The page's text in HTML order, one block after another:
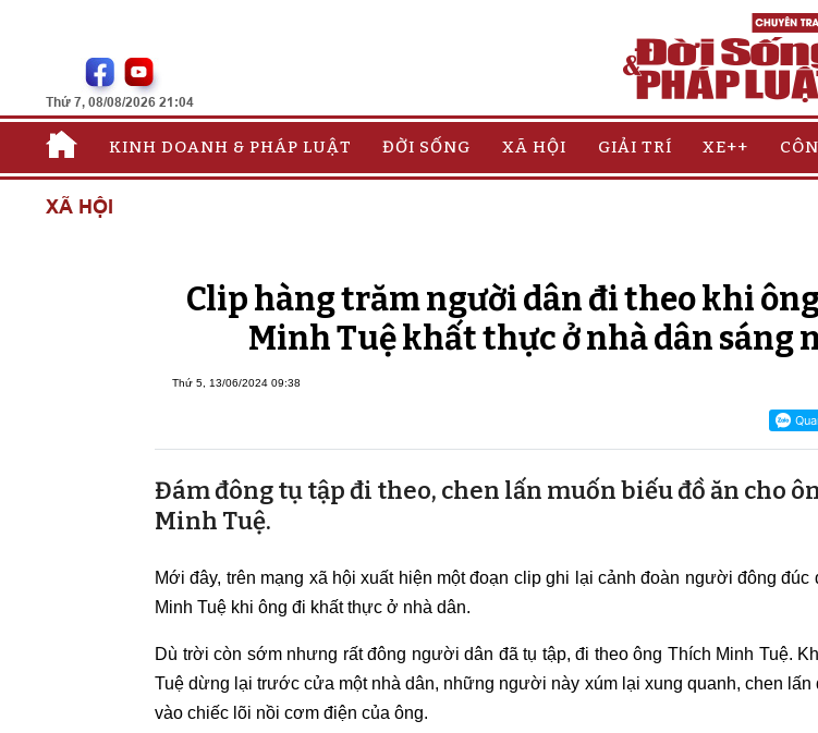
Thứ 7, 08/08/2026 21:04
KINH DOANH & PHÁP LUẬT ĐỜI SỐNG XÃ HỘI GIẢI TRÍ XE++
XÃ HỘI
Clip hàng trăm người dân đi theo khi
Minh Tuệ khất thực ở nhà dân sáng
Thứ 5, 13/06/2024 09:38
Đám đông tụ tập đi theo, chen lấn muốn biếu đồ ăn cho
Minh Tuệ.
Mới đây, trên mạng xã hội xuất hiện một đoạn clip ghi lại cảnh đoàn người đông đúc
Minh Tuệ khi ông đi khất thực ở nhà dân.
Dù trời còn sớm nhưng rất đông người dân đã tụ tập, đi theo ông Thích Minh Tuệ.
Tuệ dừng lại trước cửa một nhà dân, những người này xúm lại xung quanh, chen lấn
vào chiếc lõi nồi cơm điện của ông.